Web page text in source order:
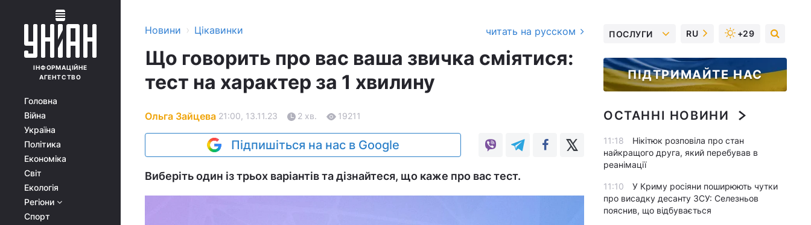
ІНФОРМАЦІЙНЕ
АГЕНТСТВО
Головна
Війна
Україна
Політика
Економіка
Світ
Екологія
Регіони
Спорт
Новини › Цікавинки читать на русском
Що говорить про вас ваша звичка сміятися:
тест на характер за 1 хвилину
Ольга Зайцева 21:00, 13.11.23 2 хв. 19211
Підпишіться на нас в Google
Виберіть один із трьох варіантів та дізнайтеся, що каже про вас тест.
ПОСЛУГИ RU +29
ПІДТРИМАЙТЕ НАС
ОСТАННІ НОВИНИ
11:18
Нікітюк розповіла про стан
найкращого друга, який перебував в
реанімації
11:10
У Криму росіяни поширюють чутки
про висадку десанту ЗСУ: Селезньов
пояснив, що відбувається